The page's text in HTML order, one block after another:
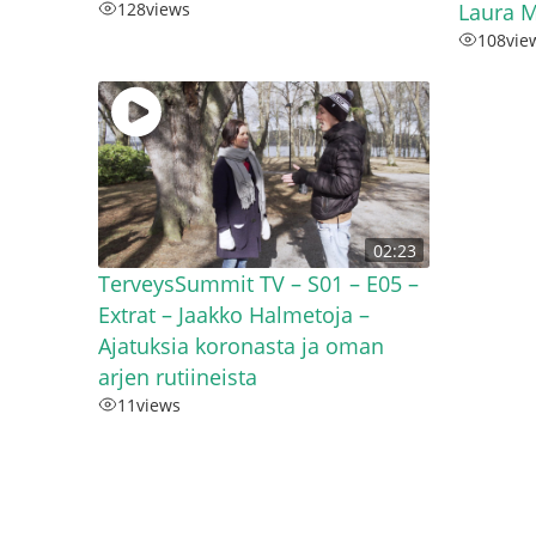
128views
Laura
108
02:23
TerveysSummit TV – S01 – E05 –
Extrat – Jaakko Halmetoja –
Ajatuksia koronasta ja oman
arjen rutiineista​
11views